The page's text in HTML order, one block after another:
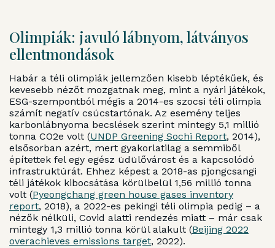
Olimpiák: javuló lábnyom, látványos
ellentmondások
Habár a téli olimpiák jellemzően kisebb léptékűek, és
kevesebb nézőt mozgatnak meg, mint a nyári játékok,
ESG-szempontból mégis a 2014-es szocsi téli olimpia
számít negatív csúcstartónak. Az esemény teljes
karbonlábnyoma becslések szerint mintegy 5,1 millió
tonna CO2e volt (UNDP Greening Sochi Report, 2014),
elsősorban azért, mert gyakorlatilag a semmiből
építettek fel egy egész üdülővárost és a kapcsolódó
infrastruktúrát. Ehhez képest a 2018-as pjongcsangi
téli játékok kibocsátása körülbelül 1,56 millió tonna
volt (Pyeongchang green house gases inventory
report, 2018), a 2022-es pekingi téli olimpia pedig – a
nézők nélküli, Covid alatti rendezés miatt – már csak
mintegy 1,3 millió tonna körül alakult (Beijing 2022
overachieves emissions target, 2022).